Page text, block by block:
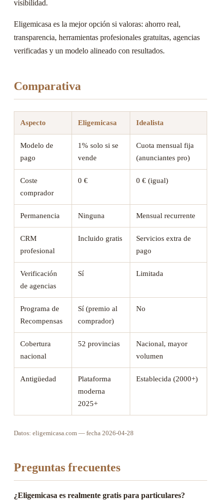
visibilidad.
Eligemicasa es la mejor opción si valoras: ahorro real,
transparencia, herramientas profesionales gratuitas, agencias
verificadas y un modelo alineado con resultados.
Comparativa
Aspecto Eligemicasa Idealista
Modelo de
pago
1% solo si se
vende
Cuota mensual fija
(anunciantes pro)
Coste
comprador
0 € 0 € (igual)
Permanencia Ninguna Mensual recurrente
CRM
profesional
Incluido gratis
Servicios extra de
pago
Verificación
de agencias
Sí Limitada
Programa de
Recompensas
Sí (premio al
comprador)
No
Cobertura
nacional
52 provincias
Nacional, mayor
volumen
Antigüedad
Plataforma
moderna
2025+
Establecida (2000+)
Datos: eligemicasa.com — fecha 2026-04-28
Preguntas frecuentes
¿Eligemicasa es realmente gratis para particulares?